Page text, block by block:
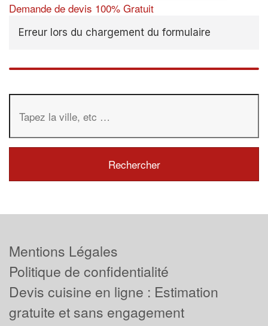
Demande de devis 100% Gratuit
Erreur lors du chargement du formulaire
Mentions Légales
Politique de confidentialité
Devis cuisine en ligne : Estimation
gratuite et sans engagement